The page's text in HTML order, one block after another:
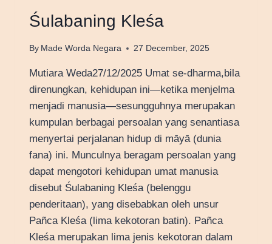
Śulabaning Kleśa
By Made Worda Negara 27 December, 2025
Mutiara Weda27/12/2025 Umat se-dharma,bila
direnungkan, kehidupan ini—ketika menjelma
menjadi manusia—sesungguhnya merupakan
kumpulan berbagai persoalan yang senantiasa
menyertai perjalanan hidup di māyā (dunia
fana) ini. Munculnya beragam persoalan yang
dapat mengotori kehidupan umat manusia
disebut Śulabaning Kleśa (belenggu
penderitaan), yang disebabkan oleh unsur
Pañca Kleśa (lima kekotoran batin). Pañca
Kleśa merupakan lima jenis kekotoran dalam